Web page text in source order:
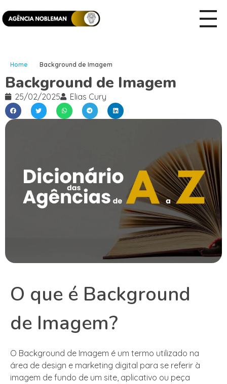
Home Background de Imagem
Background de Imagem
25/02/2025 Elias Cury
O que é Background
de Imagem?
O Background de Imagem é um termo utilizado na
área de design e marketing digital para se referir à
imagem de fundo de um site, aplicativo ou peça